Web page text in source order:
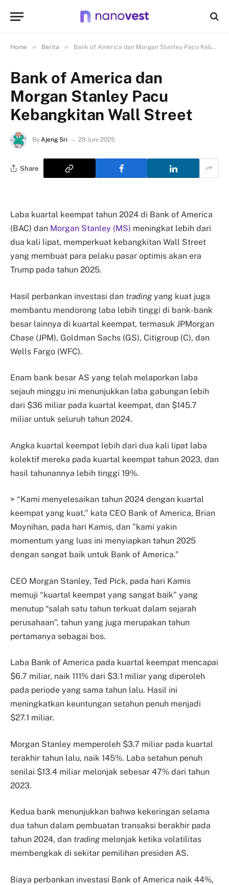
Home » Berita » Bank of America dan Morgan Stanley Pacu Kebangkitan Wall Street
Bank of America dan
Morgan Stanley Pacu
Kebangkitan Wall Street
By Ajeng Sri 29 Juni 2025
Share
Laba kuartal keempat tahun 2024 di Bank of America
(BAC) dan Morgan Stanley (MS) meningkat lebih dari
dua kali lipat, memperkuat kebangkitan Wall Street
yang membuat para pelaku pasar optimis akan era
Trump pada tahun 2025.
Hasil perbankan investasi dan tradingyang kuat juga
membantu mendorong laba lebih tinggi di bank-bank
besar lainnya di kuartal keempat, termasuk JPMorgan
Chase (JPM), Goldman Sachs (GS), Citigroup (C), dan
Wells Fargo (WFC).
Enam bank besar AS yang telah melaporkan laba
sejauh minggu ini menunjukkan laba gabungan lebih
dari $36 miliar pada kuartal keempat, dan $145.7
miliar untuk seluruh tahun 2024.
Angka kuartal keempat lebih dari dua kali lipat laba
kolektif mereka pada kuartal keempat tahun 2023, dan
hasil tahunannya lebih tinggi 19%.
> “Kami menyelesaikan tahun 2024 dengan kuartal
keempat yang kuat,” kata CEO Bank of America, Brian
Moynihan, pada hari Kamis, dan ”kami yakin
momentum yang luas ini menyiapkan tahun 2025
dengan sangat baik untuk Bank of America.”
CEO Morgan Stanley, Ted Pick, pada hari Kamis
memuji “kuartal keempat yang sangat baik” yang
menutup “salah satu tahun terkuat dalam sejarah
perusahaan”, tahun yang juga merupakan tahun
pertamanya sebagai bos.
Laba Bank of America pada kuartal keempat mencapai
$6.7 miliar, naik 111% dari $3.1 miliar yang diperoleh
pada periode yang sama tahun lalu. Hasil ini
meningkatkan keuntungan setahun penuh menjadi
$27.1 miliar.
Morgan Stanley memperoleh $3.7 miliar pada kuartal
terakhir tahun lalu, naik 145%. Laba setahun penuh
senilai $13.4 miliar melonjak sebesar 47% dari tahun
2023.
Kedua bank menunjukkan bahwa kekeringan selama
dua tahun dalam pembuatan transaksi berakhir pada
tahun 2024, dan tradingmelonjak ketika volatilitas
membengkak di sekitar pemilihan presiden AS.
Biaya perbankan investasi Bank of America naik 44%,